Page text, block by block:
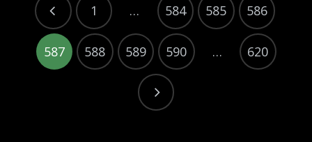
1 … 584 585 586
587 588 589 590 … 620